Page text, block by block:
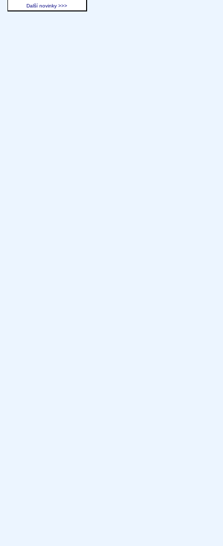
Další novinky >>>